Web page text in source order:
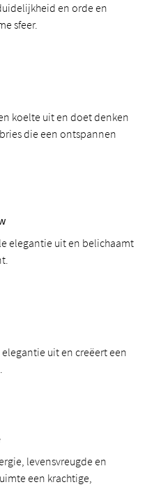
en orde en
sfeer.
koelte uit en doet denken
die een ontspannen
elegantie uit en belichaamt
uit en creëert een
levensvreugde en
een krachtige,